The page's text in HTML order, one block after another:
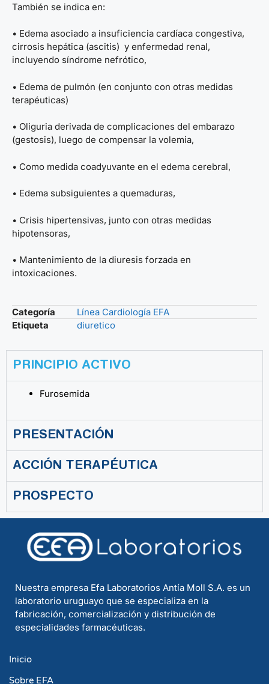
También se indica en:
• Edema asociado a insuficiencia cardíaca congestiva,
cirrosis hepática (ascitis) y enfermedad renal,
incluyendo síndrome nefrótico,
• Edema de pulmón (en conjunto con otras medidas
terapéuticas)
• Oliguria derivada de complicaciones del embarazo
(gestosis), luego de compensar la volemia,
• Como medida coadyuvante en el edema cerebral,
• Edema subsiguientes a quemaduras,
• Crisis hipertensivas, junto con otras medidas
hipotensoras,
• Mantenimiento de la diuresis forzada en
intoxicaciones.
Categoría
Línea Cardiología EFA
Etiqueta
diuretico
PRINCIPIO ACTIVO
Furosemida
PRESENTACIÓN
ACCIÓN TERAPÉUTICA
PROSPECTO
Nuestra empresa Efa Laboratorios Antía Moll S.A. es un
laboratorio uruguayo que se especializa en la
fabricación, comercialización y distribución de
especialidades farmacéuticas.
Inicio
Sobre EFA